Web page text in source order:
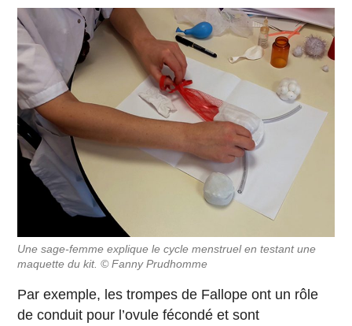
Une sage-femme explique le cycle menstruel en testant une
maquette du kit. © Fanny Prudhomme
Par exemple, les trompes de Fallope ont un rôle
de conduit pour l’ovule fécondé et sont